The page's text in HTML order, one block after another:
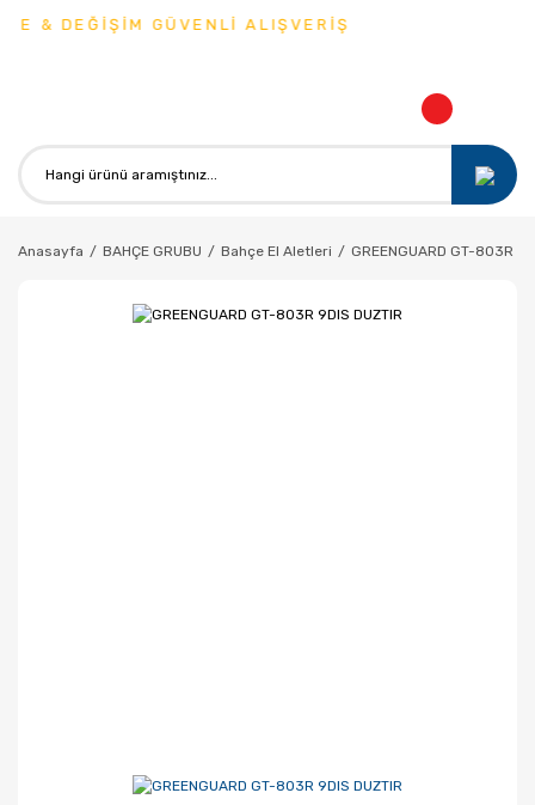
& DEĞİŞİM GÜVENLİ ALIŞVERİŞ
Anasayfa BAHÇE GRUBU Bahçe El Aletleri GREENGUARD GT-803R